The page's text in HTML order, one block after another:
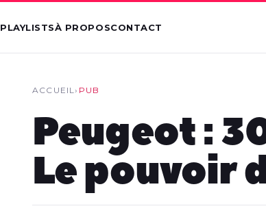
PLAYLISTSÀ PROPOSCONTACT
ACCUEIL› PUB
Peugeot :
Le pouvoir